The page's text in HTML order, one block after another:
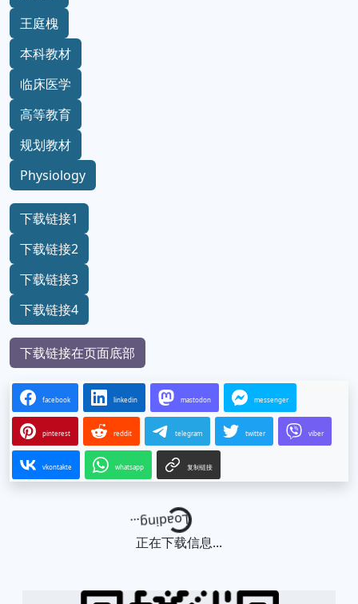
王庭槐
本科教材
临床医学
高等教育
规划教材
Physiology
下载链接1
下载链接2
下载链接3
下载链接4
下载链接在页面底部
facebook linkedin mastodon messenger
pinterest reddit telegram twitter viber
vkontakte whatsapp 复制链接
Loading...
正在下载信息...